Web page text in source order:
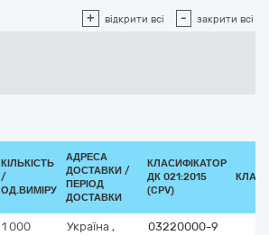
+ відкрити всі - закрити всі
КІЛЬКІСТЬ
/
ОД.ВИМІРУ
АДРЕСА
ДОСТАВКИ /
ПЕРІОД
ДОСТАВКИ
КЛАСИФІКАТОР
ДК 021:2015
(CPV)
1 000
Україна ,
03220000-9